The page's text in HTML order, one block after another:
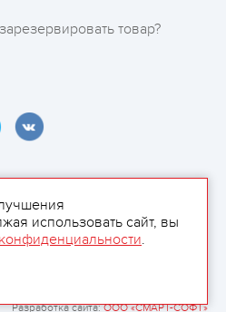
Разработка сайта:ООО «СМАРТ-СОФТ»
товар?
использовать сайт, вы
.